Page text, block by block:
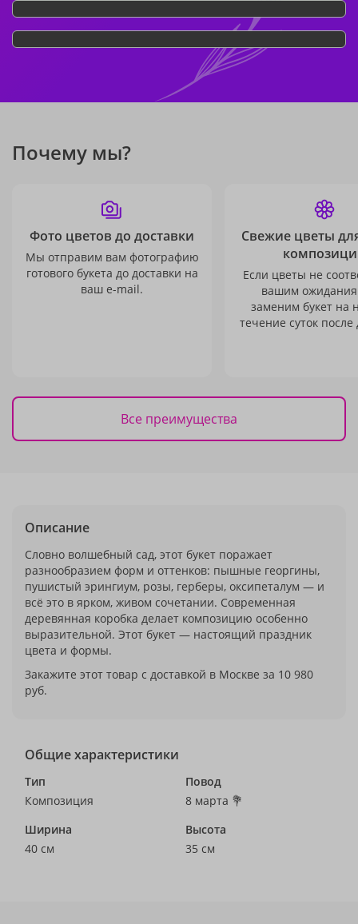
Почему мы?
Фото цветов до доставки
Мы отправим вам фотографию
готового букета до доставки на
ваш e-mail.
Свежие цветы
Если цветы не
вашим
заменим букет на
течение суток после
Все преимущества
Описание
Словно волшебный сад, этот букет поражает
разнообразием форм и оттенков: пышные георгины,
пушистый эрингиум, розы, герберы, оксипеталум — и
всё это в ярком, живом сочетании. Современная
деревянная коробка делает композицию особенно
выразительной. Этот букет — настоящий праздник
цвета и формы.
Закажите этот товар с доставкой в Москве за 10 980
руб.
Общие характеристики
Тип
Композиция
Повод
8 марта 💐
Ширина
40 см
Высота
35 см